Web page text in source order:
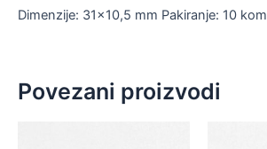
Dimenzije: 31×10,5 mm Pakiranje: 10 kom
Povezani proizvodi